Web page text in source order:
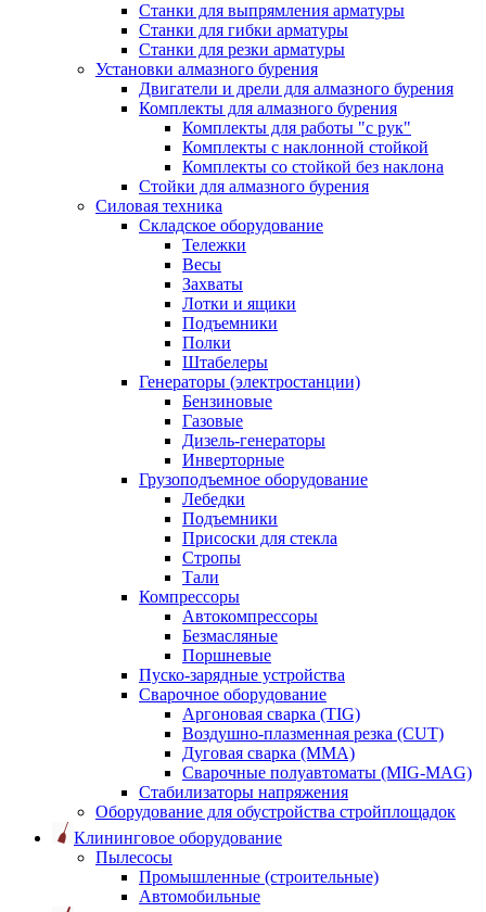
Станки для выпрямления арматуры
Станки для гибки арматуры
Станки для резки арматуры
Установки алмазного бурения
Двигатели и дрели для алмазного бурения
Комплекты для алмазного бурения
Комплекты для работы "с рук"
Комплекты с наклонной стойкой
Комплекты со стойкой без наклона
Стойки для алмазного бурения
Силовая техника
Складское оборудование
Тележки
Весы
Захваты
Лотки и ящики
Подъемники
Полки
Штабелеры
Генераторы (электростанции)
Бензиновые
Газовые
Дизель-генераторы
Инверторные
Грузоподъемное оборудование
Лебедки
Подъемники
Присоски для стекла
Стропы
Тали
Компрессоры
Автокомпрессоры
Безмасляные
Поршневые
Пуско-зарядные устройства
Сварочное оборудование
Аргоновая сварка (TIG)
Воздушно-плазменная резка (CUT)
Дуговая сварка (ММА)
Сварочные полуавтоматы (MIG-MAG)
Стабилизаторы напряжения
Оборудование для обустройства стройплощадок
Клининговое оборудование
Пылесосы
Промышленные (строительные)
Автомобильные